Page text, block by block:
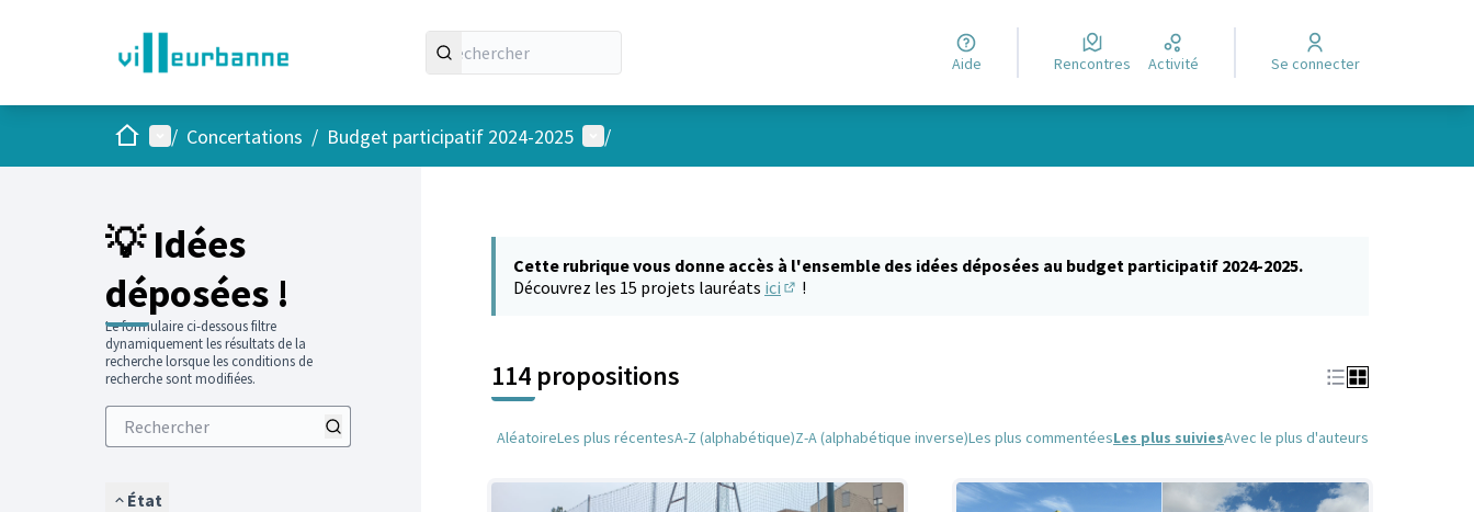
Aide Rencontres Activité Se connecter
AccueilMenu principal
/ Concertations / Budget participatif 2024-2025 Menu utilisateur
/
💡 Idées
déposées !
Le formulaire ci-dessous filtre
dynamiquement les résultats de la
recherche lorsque les conditions de
recherche sont modifiées.
État
Cette rubrique vous donne accès à l'ensemble des idées déposées au budget participatif 2024-2025.
Découvrez les 15 projets lauréats ici !
114 propositions
AléatoireLes plus récentesA-Z (alphabétique)Z-A (alphabétique inverse)Les plus commentéesLes plus suiviesAvec le plus d'auteurs